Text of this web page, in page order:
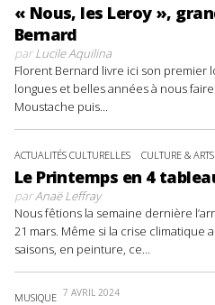
« Nous, les Leroy »,
Bernard
parLucile Aquilina
Florent Bernard livre ici son premier
longues et belles années à nous
Moustache puis...
ACTUALITÉS CULTURELLES CULTURE & ARTS
Le Printemps en 4
parAnaë Leffray
Nous fêtions la semaine dernière
21 mars. Même si la crise climatique
saisons, en peinture, ce...
MUSIQUE 7 AVRIL 2024